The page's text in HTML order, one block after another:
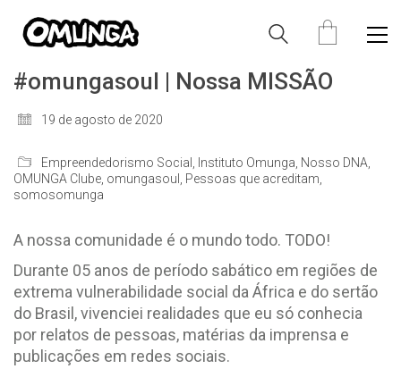
#omungasoul | Nossa MISSÃO
19 de agosto de 2020
Empreendedorismo Social Instituto Omunga Nosso DNA
OMUNGA Clube omungasoul Pessoas que acreditam
somosomunga
A nossa comunidade é o mundo todo. TODO!
Durante 05 anos de período sabático em regiões de
extrema vulnerabilidade social da África e do sertão
do Brasil, vivenciei realidades que eu só conhecia
por relatos de pessoas, matérias da imprensa e
publicações em redes sociais.